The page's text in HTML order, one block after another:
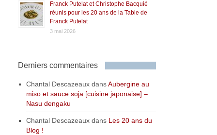
Franck Putelat et Christophe Bacquié
réunis pour les 20 ans de la Table de
Franck Putelat
3 mai 2026
Derniers commentaires
Chantal Descazeaux dansAubergine au
miso et sauce soja [cuisine japonaise] –
Nasu dengaku
Chantal Descazeaux dans Les 20 ans du
Blog !